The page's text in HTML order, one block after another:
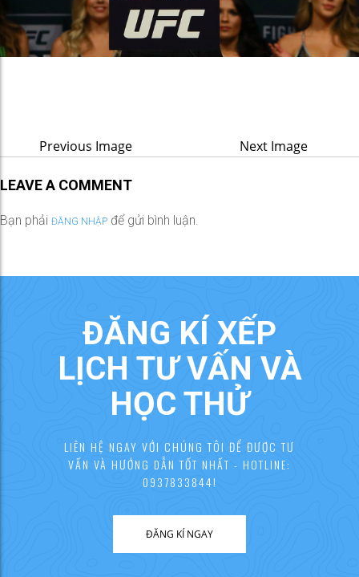
Previous Image Next Image
LEAVE A COMMENT
Bạn phải ĐĂNG NHẬP để gửi bình luận.
ĐĂNG KÍ XẾP
LỊCH TƯ VẤN VÀ
HỌC THỬ
LIÊN HỆ NGAY VỚI CHÚNG TÔI ĐỂ ĐƯỢC TƯ
VẤN VÀ HƯỚNG DẪN TỐT NHẤT - HOTLINE:
0937833844!
ĐĂNG KÍ NGAY